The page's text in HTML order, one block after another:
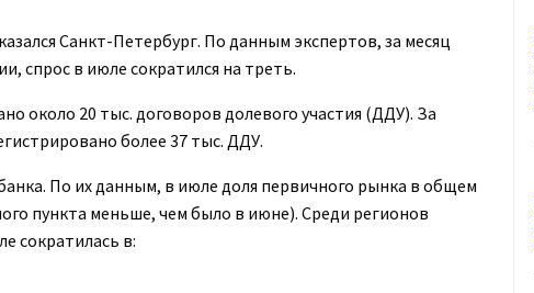
Санкт-Петербург. По данным экспертов, за месяц
спрос в июле сократился на треть.
около 20 тыс. договоров долевого участия (ДДУ). За
более 37 тыс. ДДУ.
По их данным, в июле доля первичного рынка в общем
пункта меньше, чем было в июне). Среди регионов
сократилась в: